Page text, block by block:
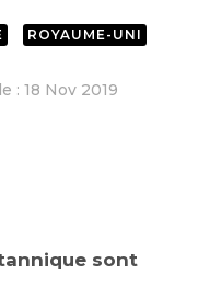
ROYAUME-UNI
: 18 Nov 2019
FACEBOOK
SUR
sont